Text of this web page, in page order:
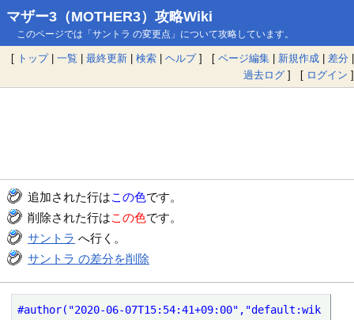
マザー3（MOTHER3）攻略Wiki
このページでは「サントラ の変更点」について攻略しています。
[ トップ| 一覧 | 最終更新 | 検索 | ヘルプ] [ ページ編集 | 新規作成 | 差分 |
過去ログ ] [ ログイン ]
追加された行はこの色です。
削除された行はこの色です。
サントラ へ行く。
サントラ の差分を削除
#author("2020-06-07T15:54:41+09:00","default:wik